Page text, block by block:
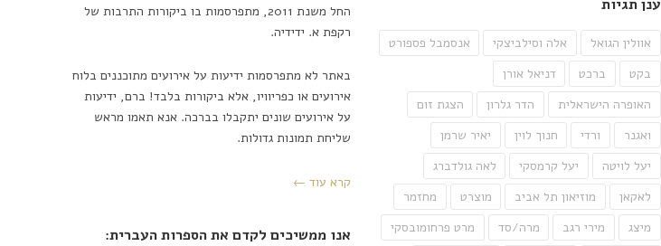
ענן תגיות
אוולין הגואל אלה וסילביצקי
אנסמבל פספורט
בקט
ברכט
דניאל אורן
האופרה הישראלית
הדר גלרון
הצגת זום
ואגנר
ורדי חנוך לוין
יאיר שרמן
יעל לויטה
יעל קרמסקי
לאה גולדברג
לאקאן
מוזיאון תל אביב מוצרט
מחזמר
מיצג
מירי רגב מרה/סד
מרט פרחומובסקי
החל משנת 2011, מתפרסמות בו ביקורות התרבות של
רקפת א. ידידיה.
באתר לא מתפרסמות ידיעות על אירועים מתוכננים בלוח
אירועים או כפריוויו, אלא ביקורות בלבד! ברם, ידיעות
על אירועים שונים יתקבלו בברכה. אנא תאמו מראש
שליחת תמונות גדולות.
קרא עוד ←
אנו ממשיכים לקדם את הספרות העברית: